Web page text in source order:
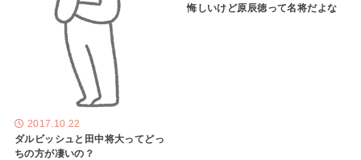
2017.10.22
ダルビッシュと田中将大ってどっ
ちの方が凄いの？
悔しいけど原辰徳って名将だよな